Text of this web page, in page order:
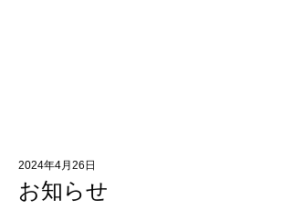
2024年4月26日
お知らせ